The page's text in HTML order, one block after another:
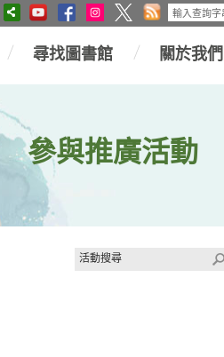
尋找圖書館 關於我們
參與推廣活動